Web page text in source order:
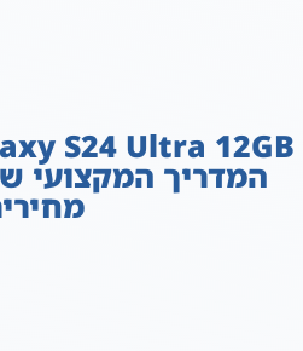
המדריך המקצועי